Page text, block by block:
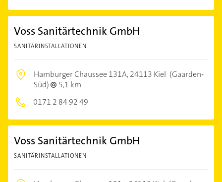
Voss Sanitärtechnik GmbH
SANITÄRINSTALLATIONEN
Hamburger Chaussee 131A,24113 Kiel (Gaarden-
Süd)
5,1 km
0171 2 84 92 49
Voss Sanitärtechnik GmbH
SANITÄRINSTALLATIONEN